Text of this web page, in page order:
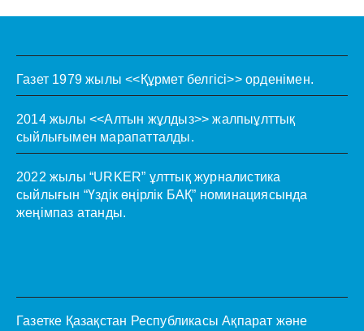
Газет 1979 жылы <<Құрмет белгісі>> орденімен.
2014 жылы <<Алтын жұлдыз>> жалпыұлттық
сыйлығымен марапатталды.
2022 жылы “URKER” ұлттық журналистика
сыйлығын “Үздік өңірлік БАҚ” номинациясында
жеңімпаз атанды.
Газетке Қазақстан Республикасы Ақпарат және